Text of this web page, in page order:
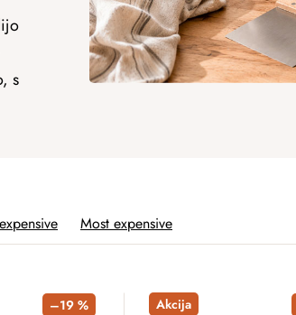
s
Most expensive
–19 % Akcija